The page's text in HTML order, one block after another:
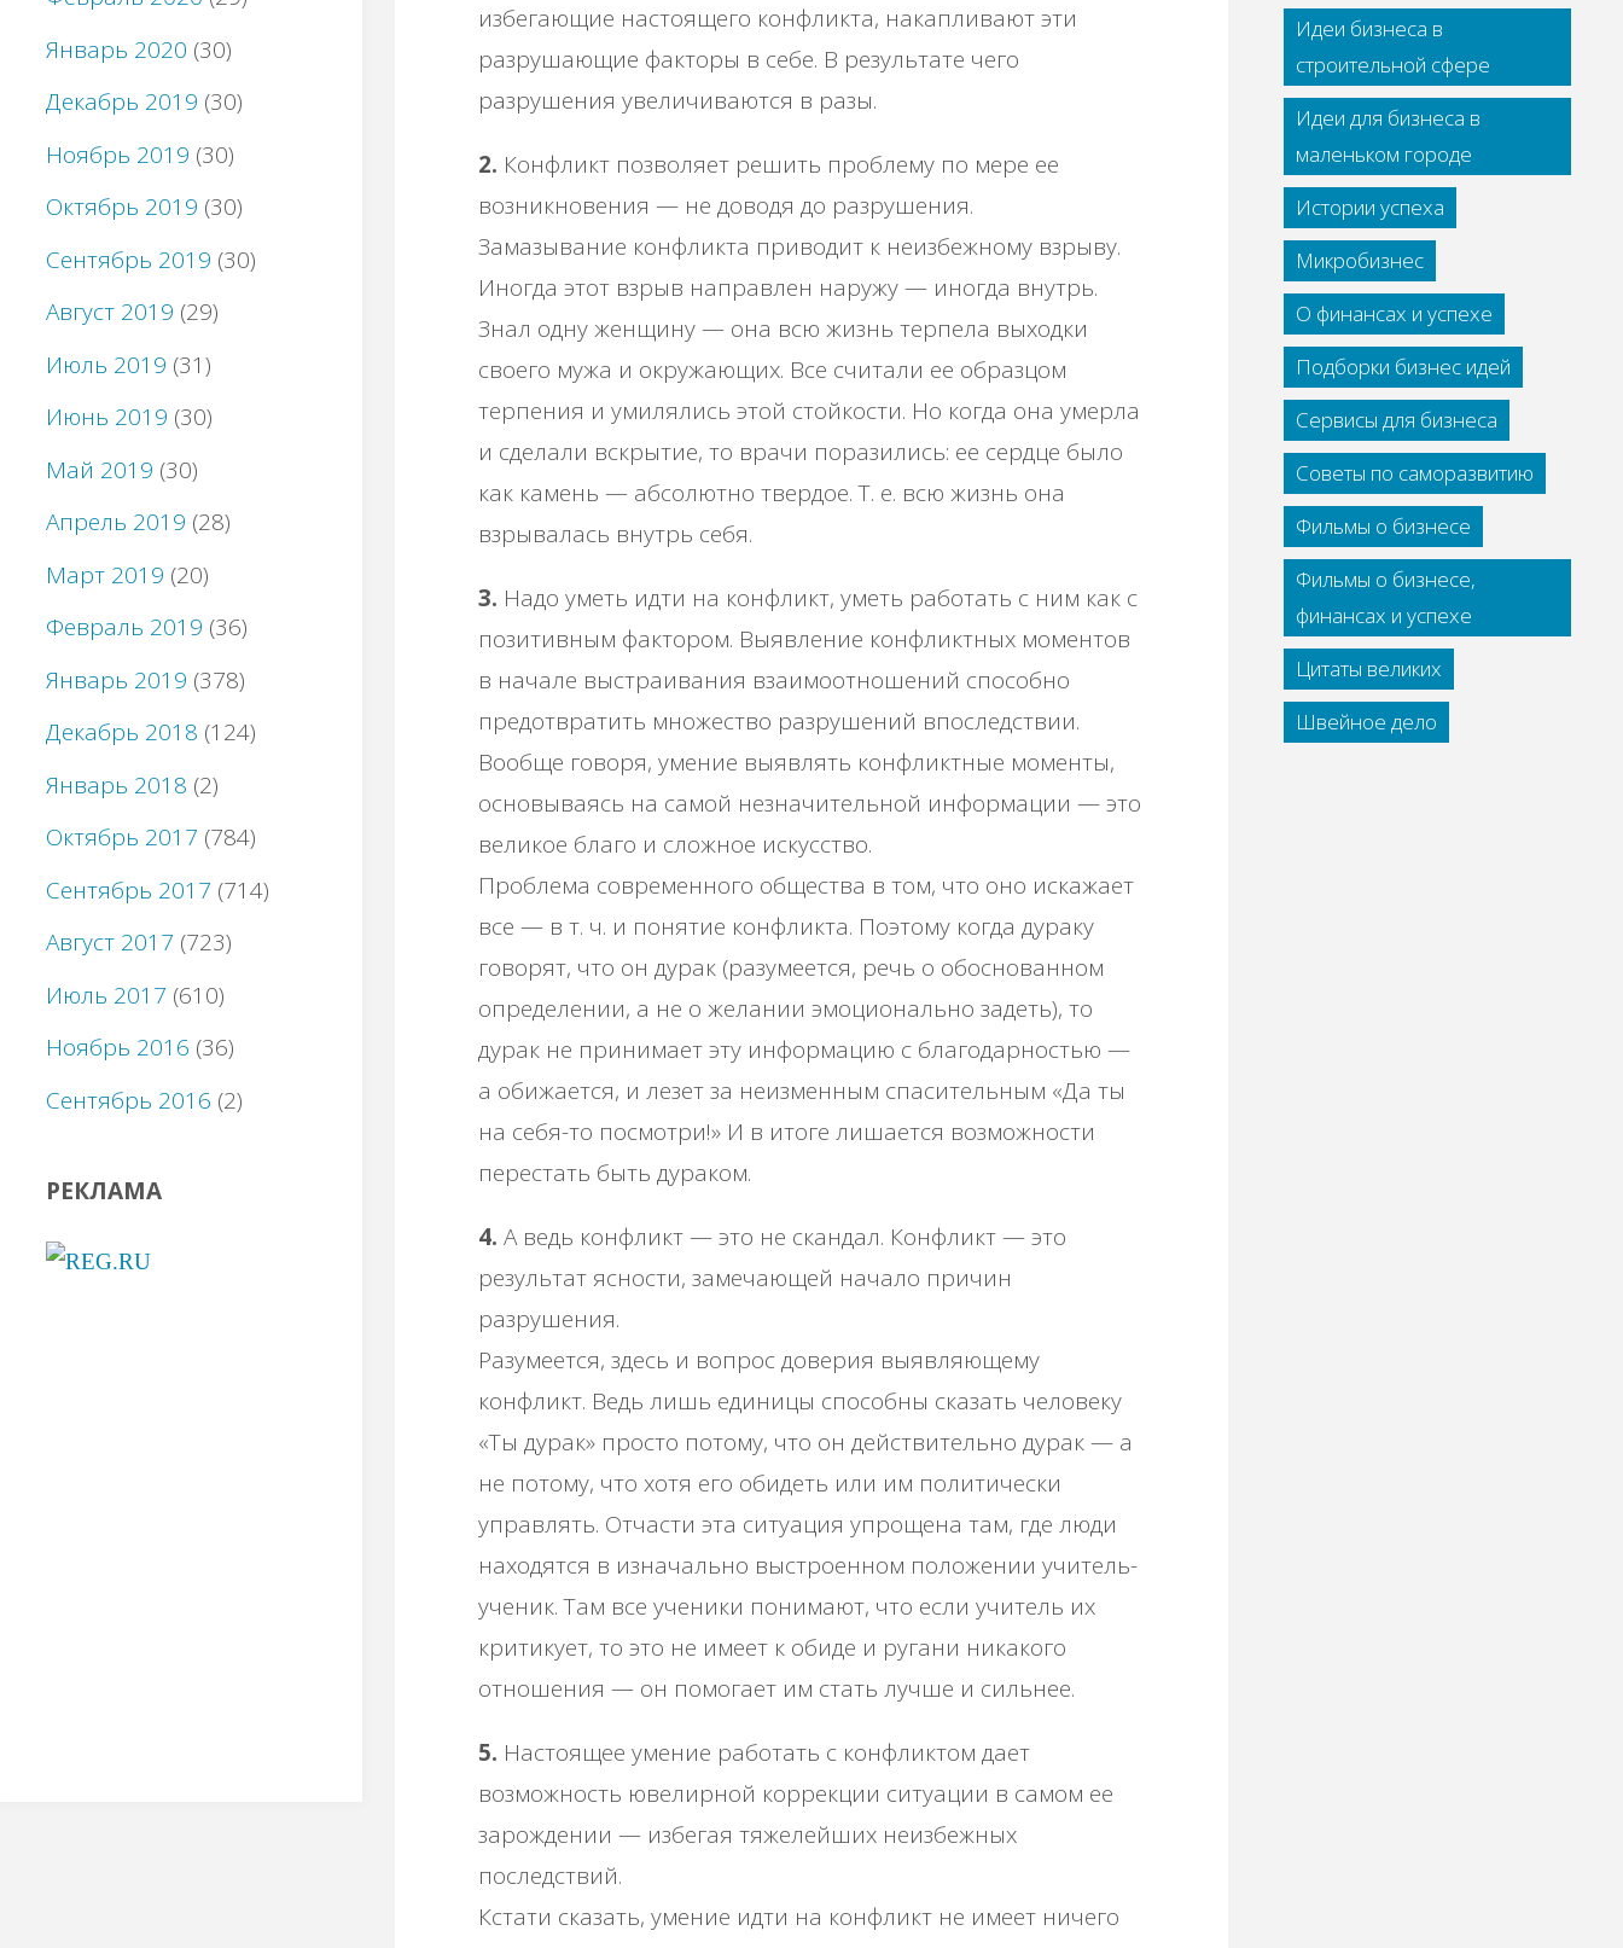
избегающие настоящего конфликта, накапливают эти
разрушающие факторы в себе. В результате чего
разрушения увеличиваются в разы.
2. Конфликт позволяет решить проблему по мере ее
возникновения — не доводя до разрушения.
Замазывание конфликта приводит к неизбежному взрыву.
Иногда этот взрыв направлен наружу — иногда внутрь.
Знал одну женщину — она всю жизнь терпела выходки
своего мужа и окружающих. Все считали ее образцом
терпения и умилялись этой стойкости. Но когда она умерла
и сделали вскрытие, то врачи поразились: ее сердце было
как камень — абсолютно твердое. Т. е. всю жизнь она
взрывалась внутрь себя.
3. Надо уметь идти на конфликт, уметь работать с ним как с
позитивным фактором. Выявление конфликтных моментов
в начале выстраивания взаимоотношений способно
предотвратить множество разрушений впоследствии.
Вообще говоря, умение выявлять конфликтные моменты,
основываясь на самой незначительной информации — это
великое благо и сложное искусство.
Проблема современного общества в том, что оно искажает
все — в т. ч. и понятие конфликта. Поэтому когда дураку
говорят, что он дурак (разумеется, речь о обоснованном
определении, а не о желании эмоционально задеть), то
дурак не принимает эту информацию с благодарностью —
а обижается, и лезет за неизменным спасительным «Да ты
на себя-то посмотри!» И в итоге лишается возможности
перестать быть дураком.
4. А ведь конфликт — это не скандал. Конфликт — это
результат ясности, замечающей начало причин
разрушения.
Разумеется, здесь и вопрос доверия выявляющему
конфликт. Ведь лишь единицы способны сказать человеку
«Ты дурак» просто потому, что он действительно дурак — а
не потому, что хотя его обидеть или им политически
управлять. Отчасти эта ситуация упрощена там, где люди
находятся в изначально выстроенном положении учитель-
ученик. Там все ученики понимают, что если учитель их
критикует, то это не имеет к обиде и ругани никакого
отношения — он помогает им стать лучше и сильнее.
5. Настоящее умение работать с конфликтом дает
возможность ювелирной коррекции ситуации в самом ее
зарождении — избегая тяжелейших неизбежных
последствий.
Кстати сказать, умение идти на конфликт не имеет ничего
Январь 2020 (30)
Декабрь 2019 (30)
Ноябрь 2019 (30)
Октябрь 2019 (30)
Сентябрь 2019 (30)
Август 2019 (29)
Июль 2019 (31)
Июнь 2019 (30)
Май 2019 (30)
Апрель 2019 (28)
Март 2019 (20)
Февраль 2019 (36)
Январь 2019 (378)
Декабрь 2018 (124)
Январь 2018 (2)
Октябрь 2017 (784)
Сентябрь 2017 (714)
Август 2017 (723)
Июль 2017 (610)
Ноябрь 2016 (36)
Сентябрь 2016 (2)
РЕКЛАМА
Идеи бизнеса в
строительной сфере
Идеи для бизнеса в
маленьком городе
Истории успеха
Микробизнес
О финансах и успехе
Подборки бизнес идей
Сервисы для бизнеса
Советы по саморазвитию
Фильмы о бизнесе
Фильмы о бизнесе,
финансах и успехе
Цитаты великих
Швейное дело